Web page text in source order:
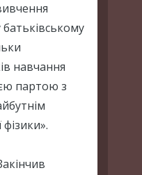
батьківському
навчання
партою з